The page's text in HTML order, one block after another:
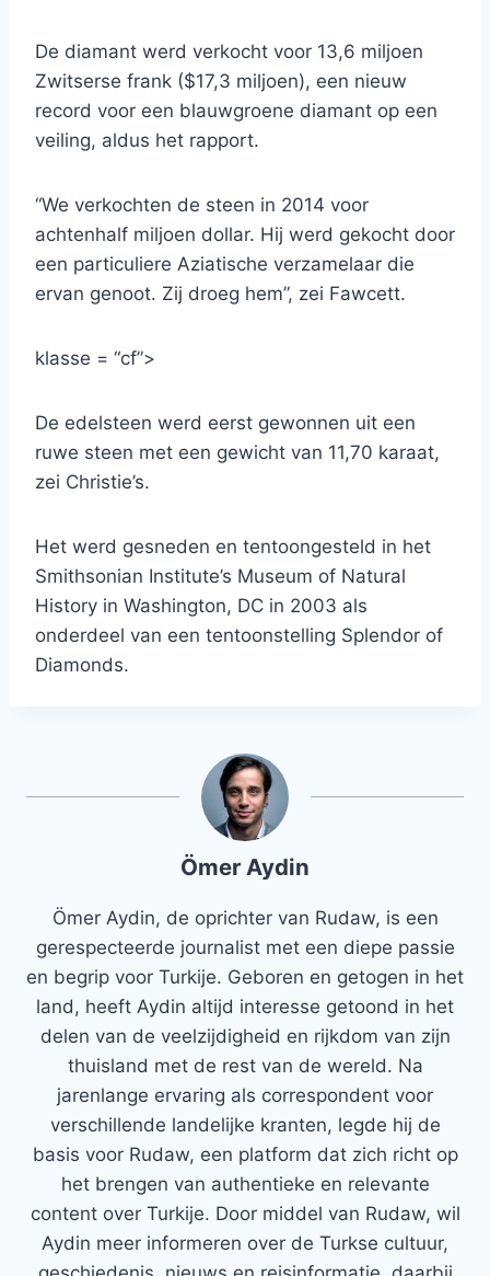
De diamant werd verkocht voor 13,6 miljoen
Zwitserse frank ($17,3 miljoen), een nieuw
record voor een blauwgroene diamant op een
veiling, aldus het rapport.
“We verkochten de steen in 2014 voor
achtenhalf miljoen dollar. Hij werd gekocht door
een particuliere Aziatische verzamelaar die
ervan genoot. Zij droeg hem”, zei Fawcett.
klasse = “cf”>
De edelsteen werd eerst gewonnen uit een
ruwe steen met een gewicht van 11,70 karaat,
zei Christie’s.
Het werd gesneden en tentoongesteld in het
Smithsonian Institute’s Museum of Natural
History in Washington, DC in 2003 als
onderdeel van een tentoonstelling Splendor of
Diamonds.
Ömer Aydin
Ömer Aydin, de oprichter van Rudaw, is een
gerespecteerde journalist met een diepe passie
en begrip voor Turkije. Geboren en getogen in het
land, heeft Aydin altijd interesse getoond in het
delen van de veelzijdigheid en rijkdom van zijn
thuisland met de rest van de wereld. Na
jarenlange ervaring als correspondent voor
verschillende landelijke kranten, legde hij de
basis voor Rudaw, een platform dat zich richt op
het brengen van authentieke en relevante
content over Turkije. Door middel van Rudaw, wil
Aydin meer informeren over de Turkse cultuur,